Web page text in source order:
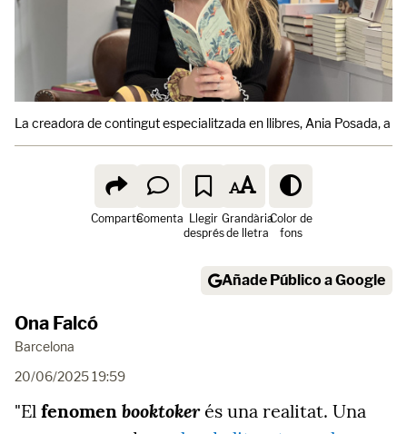
La creadora de contingut especialitzada en llibres, Ania Posada, a
ComparteComenta Llegir
després
Grandària
de lletra
Color de
fons
Añade Público a Google
Ona Falcó
Barcelona
20/06/2025 19:59
"El fenomen booktokerés una realitat. Una